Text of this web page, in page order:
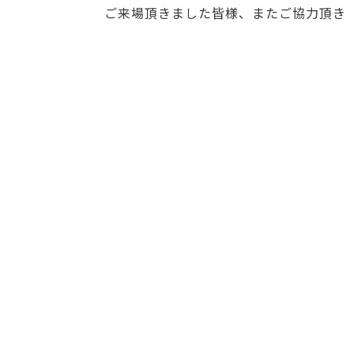
ご来場頂きました皆様、またご協力頂